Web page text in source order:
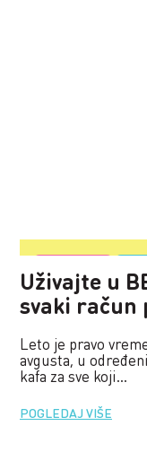
Uživajte u
svaki račun
Leto je pravo
avgusta, u
kafa za sve koji...
POGLEDAJ VIŠE